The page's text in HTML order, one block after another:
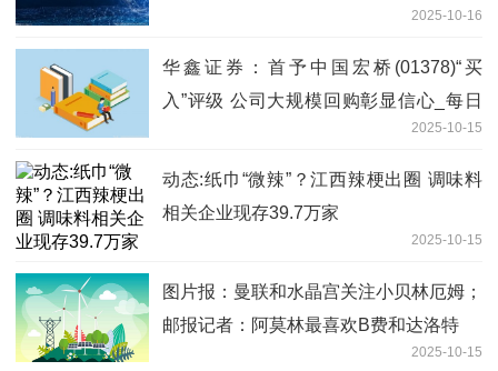
2025-10-16
华鑫证券：首予中国宏桥(01378)“买
入”评级 公司大规模回购彰显信心_每日
2025-10-15
动态:纸巾“微辣”？江西辣梗出圈 调味料
相关企业现存39.7万家
2025-10-15
图片报：曼联和水晶宫关注小贝林厄姆；
邮报记者：阿莫林最喜欢B费和达洛特
2025-10-15